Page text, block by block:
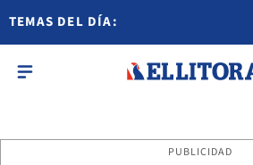
TEMAS DEL DÍA:
PUBLICIDAD